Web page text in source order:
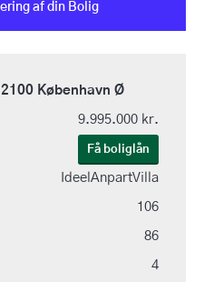
København Ø
9.995.000 kr.
Få boliglån
IdeelAnpartVilla
106
86
4
af din Bolig